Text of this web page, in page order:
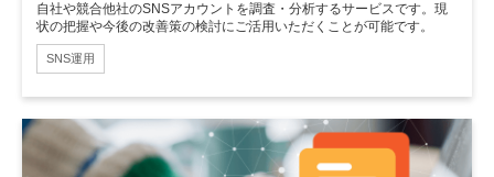
自社や競合他社のSNSアカウントを調査・分析するサービスです。現
状の把握や今後の改善策の検討にご活用いただくことが可能です。
SNS運用